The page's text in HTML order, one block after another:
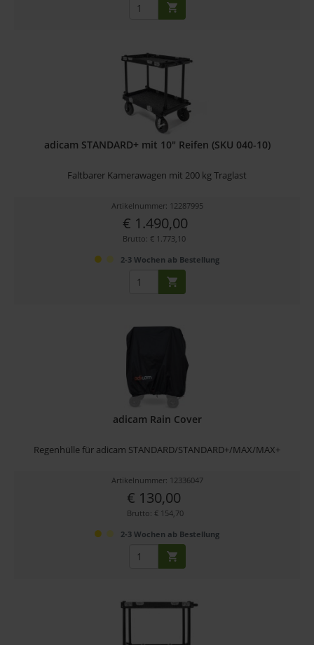
adicam STANDARD+ mit 10" Reifen (SKU 040-10)
Faltbarer Kamerawagen mit 200 kg Traglast
Artikelnummer: 12287995
€ 1.490,00
Brutto: € 1.773,10
2-3 Wochen ab Bestellung
adicam Rain Cover
Regenhülle für adicam STANDARD/STANDARD+/MAX/MAX+
Artikelnummer: 12336047
€ 130,00
Brutto: € 154,70
2-3 Wochen ab Bestellung